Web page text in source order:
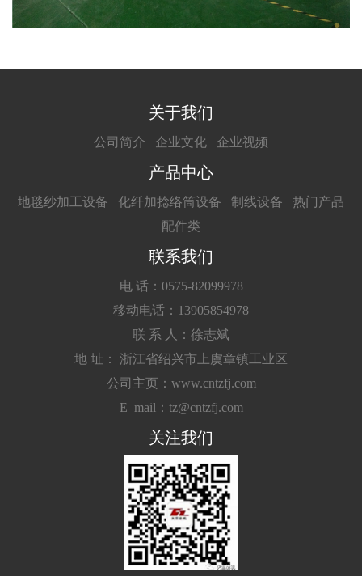
关于我们
公司简介 企业文化 企业视频
产品中心
地毯纱加工设备 化纤加捻络筒设备 制线设备
热门产品
配件类
联系我们
电 话：0575-82099978
移动电话：13905854978
联 系 人：徐志斌
地 址： 浙江省绍兴市上虞章镇工业区
公司主页：www.cntzfj.com
E_mail：tz@cntzfj.com
关注我们